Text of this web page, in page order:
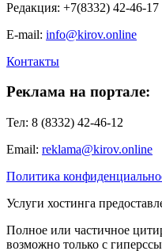
Редакция: +7(8332) 42-46-17
E-mail: info@kirov.online
Контакты
Реклама на портале:
Тел: 8 (8332) 42-46-12
Email: reklama@kirov.online
Политика
Услуги хостинга
Полное или частичное
возможно только с